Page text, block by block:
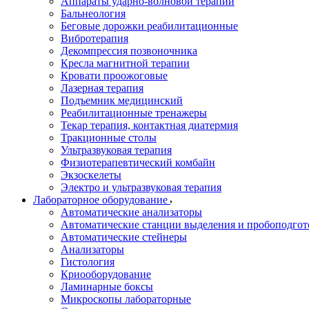
Бальнеология
Беговые дорожки реабилитационные
Вибротерапия
Декомпрессия позвоночника
Кресла магнитной терапии
Кровати проожоговые
Лазерная терапия
Подъемник медицинский
Реабилитационные тренажеры
Текар терапия, контактная диатермия
Тракционные столы
Ультразвуковая терапия
Физиотерапевтический комбайн
Экзоскелеты
Электро и ультразвуковая терапия
Лабораторное оборудование
Автоматические анализаторы
Автоматические станции выделения и
Автоматические стейнеры
Анализаторы
Гистология
Криооборудование
Ламинарные боксы
Микроскопы лабораторные